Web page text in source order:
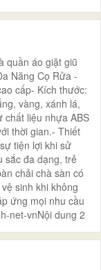
quần áo giặt giũ
Năng Cọ Rửa -
cấp- Kích thước:
vàng, xánh lá,
chất liệu nhựa ABS
thời gian.- Thiết
tiện lợi khi sử
sắc đa dạng, trẻ
chải chà sàn có
sinh khi không
ứng mọi nhu cầu
net-vnNội dung 2